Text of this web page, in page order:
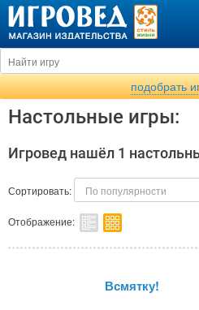
подобрать
Настольные игры:
Игровед нашёл 1
Сортировать:
Отображение:
Всмятку!